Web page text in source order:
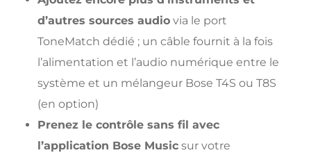
d’autres sources audio via le port
ToneMatch dédié ; un câble fournit à la fois
l’alimentation et l’audio numérique entre le
système et un mélangeur Bose T4S ou T8S
(en option)
Prenez le contrôle sans fil avec
l’application Bose Music sur votre